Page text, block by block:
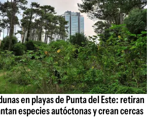
en playas de Punta del Este: retiran
especies autóctonas y crean cercas